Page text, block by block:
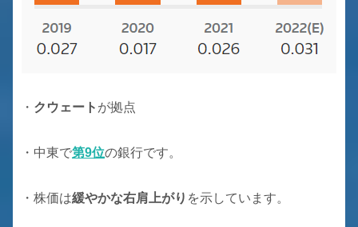
・ クウェート が拠点
・中東で第9位の銀行です。
・株価は緩やかな右肩上がり を示しています。